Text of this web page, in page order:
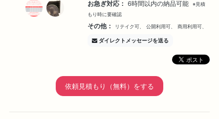
お急ぎ対応： 6時間以内の納品可能
※見積
もり時に要確認
その他： リテイク可、 公開利用可、 商用利用可、
ダイレクトメッセージを送る
依頼見積もり（無料）をする